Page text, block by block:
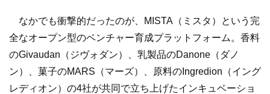
なかでも衝撃的だったのが、MISTA（ミスタ）という完
全なオープン型のベンチャー育成プラットフォーム。香料
のGivaudan（ジヴォダン）、乳製品のDanone（ダノ
ン）、菓子のMARS（マーズ）、原料のIngredion（イング
レディオン）の4社が共同で立ち上げたインキュベーショ